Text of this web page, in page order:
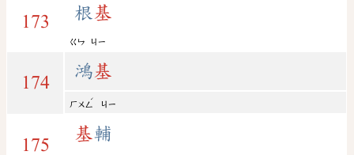
173 根 基
ㄍㄣ ㄐㄧ
174
鴻基
ㄏㄨㄥ
ˊ
ㄐㄧ
175
基輔